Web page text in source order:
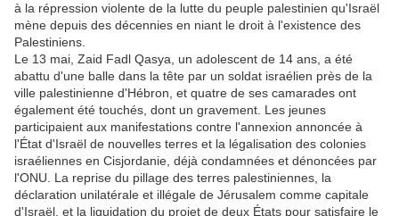
à la répression violente de la lutte du peuple palestinien qu'Israël
mène depuis des décennies en niant le droit à l'existence des
Palestiniens.
Le 13 mai, Zaid Fadl Qasya, un adolescent de 14 ans, a été
abattu d'une balle dans la tête par un soldat israélien près de la
ville palestinienne d'Hébron, et quatre de ses camarades ont
également été touchés, dont un gravement. Les jeunes
participaient aux manifestations contre l'annexion annoncée à
l'État d'Israël de nouvelles terres et la légalisation des colonies
israéliennes en Cisjordanie, déjà condamnées et dénoncées par
l'ONU. La reprise du pillage des terres palestiniennes, la
déclaration unilatérale et illégale de Jérusalem comme capitale
d'Israël, et la liquidation du projet de deux États pour satisfaire le